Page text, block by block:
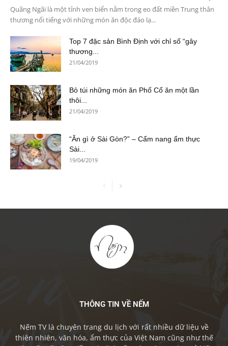
Quãng Ngãi là một tỉnh ven biển nằm trong eo đất miền Trung thân
thương nổi tiếng với những món ăn độc đáo lạ...
Top 7 đặc sản Bình Định với chỉ số “gây
thương...
21/04/2019
Bỏ túi những món ăn Phố Cổ ăn một lần
thôi...
21/04/2019
“Ăn gì ở Sài Gòn?” – Cẩm nang ẩm thực
Sài...
19/04/2019
THÔNG TIN VỀ NẾM
Nếm TV là chuyên trang du lịch với rất nhiều dữ liệu về
thiên nhiên, văn hóa, ẩm thực của Việt Nam cũng như thế